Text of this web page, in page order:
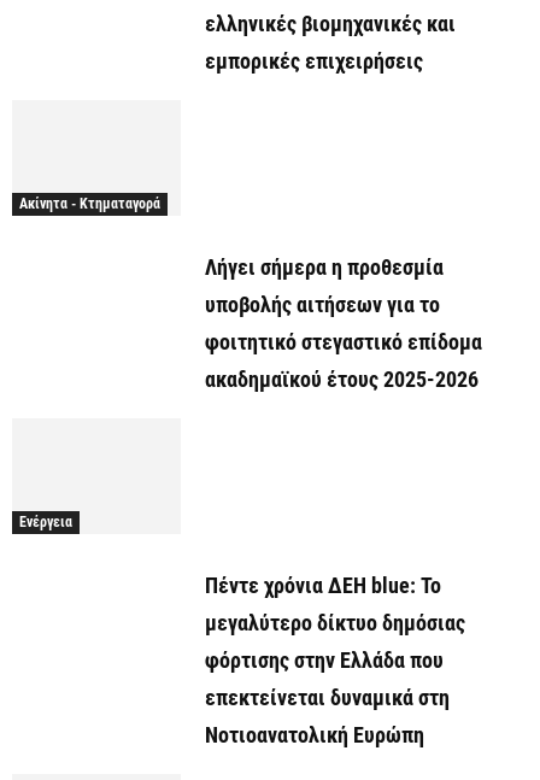
ελληνικές βιομηχανικές και
εμπορικές επιχειρήσεις
Ακίνητα - Κτηματαγορά
Λήγει σήμερα η προθεσμία
υποβολής αιτήσεων για το
φοιτητικό στεγαστικό επίδομα
ακαδημαϊκού έτους 2025-2026
Ενέργεια
Πέντε χρόνια ΔΕΗ blue: Το
μεγαλύτερο δίκτυο δημόσιας
φόρτισης στην Ελλάδα που
επεκτείνεται δυναμικά στη
Νοτιοανατολική Ευρώπη